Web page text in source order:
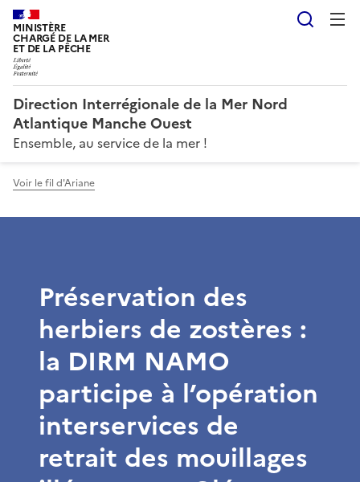
MINISTÈRE
CHARGÉ DE LA MER
ET DE LA PÊCHE
Direction Interrégionale de la Mer Nord
Atlantique Manche Ouest
Ensemble, au service de la mer !
Voir le fil d'Ariane
Préservation des
herbiers de zostères :
la DIRM NAMO
participe à l’opération
interservices de
retrait des mouillages